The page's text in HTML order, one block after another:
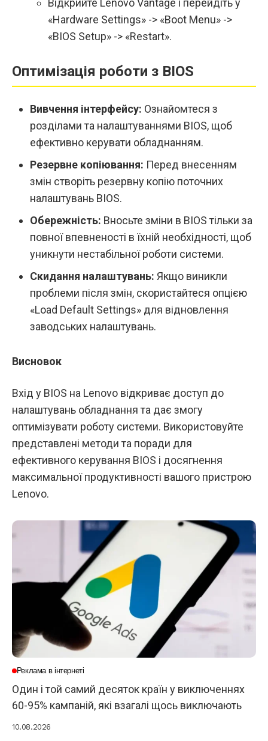
«Hardware Settings» -> «Boot Menu» ->
«BIOS Setup» -> «Restart».
Оптимізація роботи з BIOS
Вивчення інтерфейсу: Ознайомтеся з
розділами та налаштуваннями BIOS, щоб
ефективно керувати обладнанням.
Резервне копіювання: Перед внесенням
змін створіть резервну копію поточних
налаштувань BIOS.
Обережність: Вносьте зміни в BIOS тільки за
повної впевненості в їхній необхідності, щоб
уникнути нестабільної роботи системи.
Скидання налаштувань: Якщо виникли
проблеми після змін, скористайтеся опцією
«Load Default Settings» для відновлення
заводських налаштувань.
Висновок
Вхід у BIOS на Lenovo відкриває доступ до
налаштувань обладнання та дає змогу
оптимізувати роботу системи. Використовуйте
представлені методи та поради для
ефективного керування BIOS і досягнення
максимальної продуктивності вашого пристрою
Lenovo.
Реклама в інтернеті
Один і той самий десяток країн у виключеннях
60-95% кампаній, які взагалі щось виключають
10.08.2026